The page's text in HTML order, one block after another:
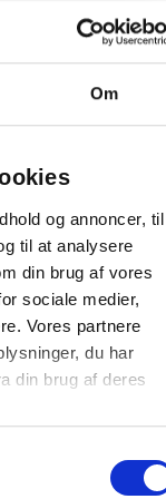
Om
og annoncer, til
til at analysere
din brug af vores
sociale medier,
Vores partnere
du har
din brug af deres
ex moms pr.